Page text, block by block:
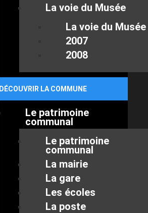
La voie du Musée
La voie du Musée
2007
2008
DÉCOUVRIR LA COMMUNE
Le patrimoine
communal
Le patrimoine
communal
La mairie
La gare
Les écoles
La poste